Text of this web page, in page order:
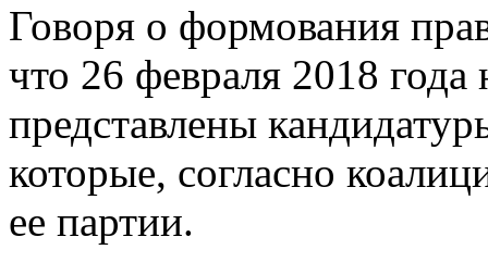
Говоря о формования
что 26 февраля 2018
представлены
которые, согласно
ее партии.